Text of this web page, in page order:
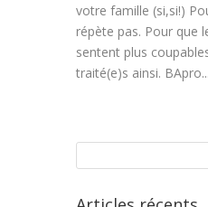
votre famille (si,si!)
répète pas. Pour que
sentent plus
traité(e)s ainsi. BApro...